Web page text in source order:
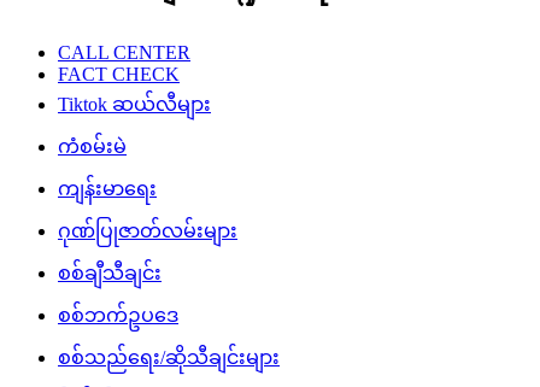
CALL CENTER
FACT CHECK
Tiktok ဆယ်လီများ
ကံစမ်းမဲ
ကျန်းမာရေး
ဂုဏ်ပြုဇာတ်လမ်းများ
စစ်ချီသီချင်း
စစ်ဘက်ဥပဒေ
စစ်သည်ရေး/ဆိုသီချင်းများ